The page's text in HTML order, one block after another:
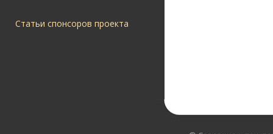
Статьи спонсоров проекта